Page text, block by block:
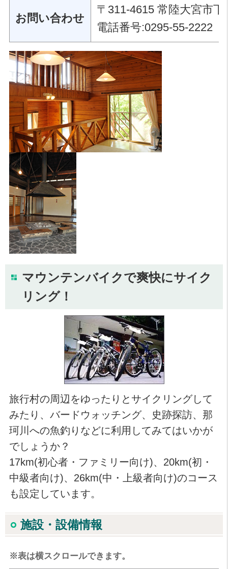
お問い合わせ
〒311-4615 常陸大宮市
電話番号:0295-55-2222
マウンテンバイクで爽快にサイク
リング！
旅行村の周辺をゆったりとサイクリングして
みたり、バードウォッチング、史跡探訪、那
珂川への魚釣りなどに利用してみてはいかが
でしょうか？
17km(初心者・ファミリー向け)、20km(初・
中級者向け)、26km(中・上級者向け)のコース
も設定しています。
施設・設備情報
※表は横スクロールできます。